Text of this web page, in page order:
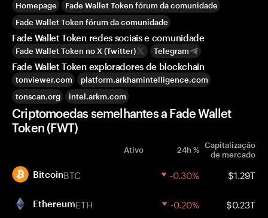
Homepage
Fade Wallet Token fórum da comunidade
Fade Wallet Token fórum da comunidade
Fade Wallet Token redes sociais e comunidade
Fade Wallet Token no X (Twitter) Telegram
Fade Wallet Token exploradores de blockchain
tonviewer.com
platform.arkhamintelligence.com
tonscan.org
intel.arkm.com
Criptomoedas semelhantes a Fade Wallet
Token (FWT)
Ativo 24h % Capitalização
de mercado
BitcoinBTC -0.30% $1.29T
EthereumETH -0.20% $0.23T